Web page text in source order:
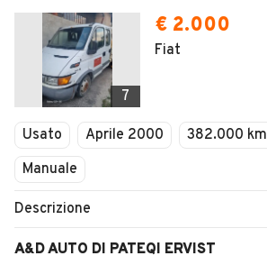
7
€ 2.000
Fiat
Usato Aprile 2000 382.000 km
Manuale
Descrizione
A&D AUTO DI PATEQI ERVIST